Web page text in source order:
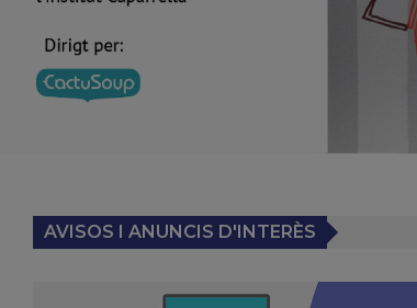
AVISOS I ANUNCIS D'INTERÈS